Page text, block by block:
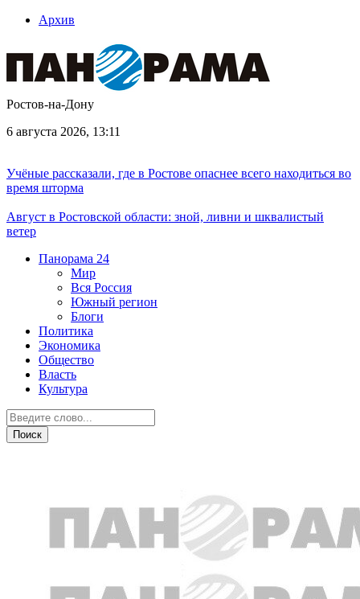
Архив
Ростов-на-Дону
6 августа 2026, 13:11
Учёные рассказали, где в Ростове опаснее всего находиться во
время шторма
Август в Ростовской области: зной, ливни и шквалистый
ветер
Панорама 24
Мир
Вся Россия
Южный регион
Блоги
Политика
Экономика
Общество
Власть
Культура